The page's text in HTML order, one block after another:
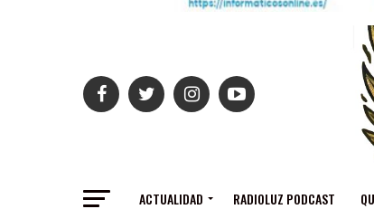
ACTUALIDAD RADIOLUZ PODCAST